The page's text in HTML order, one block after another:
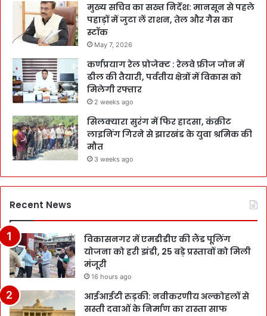
मुख्य सचिव का सख्त निर्देश: मानसून से पहले
पहाड़ों में जुटा लें राशन, तेल और गैस का
स्टॉक
May 7, 2026
कर्णप्रयाग रेल प्रोजेक्ट : रेलवे फ्रीज जोन में
ढील की तैयारी, पर्वतीय क्षेत्रों में विकास को
मिलेगी रफ्तार
2 weeks ago
सिलक्यारा सुरंग में फिर हादसा, कंक्रीट
लाइनिंग गिरने से झारखंड के युवा श्रमिक की
मौत
3 weeks ago
Recent News
विकासनगर में एमडीडीए की लैंड पूलिंग
योजना को हरी झंडी, 25 बड़े प्रस्तावों को मिली
मंजूरी
16 hours ago
आईआईटी रुड़की: नवीकरणीय अल्कोहलों से
सस्ती दवाओं के निर्माण का रास्ता साफ